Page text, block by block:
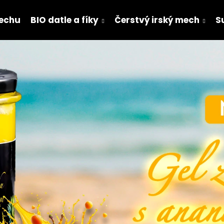
BIO datle a fíky Čerstvý irský mech
Doporučujeme